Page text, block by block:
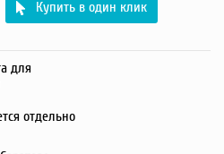
Купить в один клик
для
отдельно